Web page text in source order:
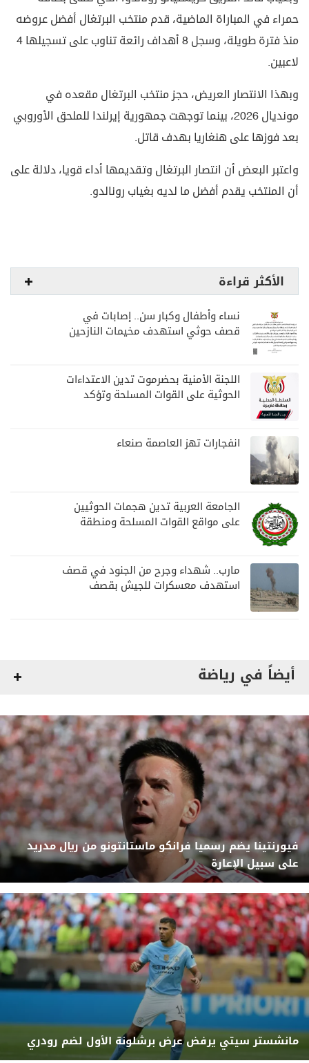
حمراء في المباراة الماضية، قدم منتخب البرتغال أفضل عروضه
منذ فترة طويلة، وسجل 8 أهداف رائعة تناوب على تسجيلها 4
لاعبين.
وبهذا الانتصار العريض، حجز منتخب البرتغال مقعده في
مونديال 2026، بينما توجهت جمهورية إيرلندا للملحق الأوروبي
بعد فوزها على هنغاريا بهدف قاتل.
واعتبر البعض أن انتصار البرتغال وتقديمها أداء قويا، دلالة على
أن المنتخب يقدم أفضل ما لديه بغياب رونالدو.
الأكثر قراءة
نساء وأطفال وكبار سن.. إصابات في
قصف حوثي استهدف مخيمات النازحين
اللجنة الأمنية بحضرموت تدين الاعتداءات
الحوثية على القوات المسلحة وتؤكد
انفجارات تهز العاصمة صنعاء
الجامعة العربية تدين هجمات الحوثيين
على مواقع القوات المسلحة ومنطقة
مارب.. شهداء وجرح من الجنود في قصف
استهدف معسكرات للجيش بقصف
أيضاً في رياضة
فيورنتينا يضم رسميا فرانكو ماستانتونو من ريال مدريد
على سبيل الإعارة
مانشستر سيتي يرفض عرض برشلونة الأول لضم رودري